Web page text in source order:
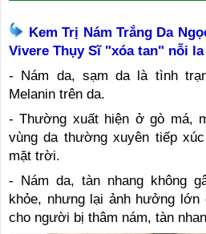
Kem Trị Nám Trắng Da
Vivere Thụy Sĩ "xóa tan" nỗi la
- Nám da, sạm da là tình
Melanin trên da.
- Thường xuất hiện ở gò má,
vùng da thường xuyên tiếp
mặt trời.
- Nám da, tàn nhang không
khỏe, nhưng lại ảnh hưởng
cho người bị thâm nám, tàn